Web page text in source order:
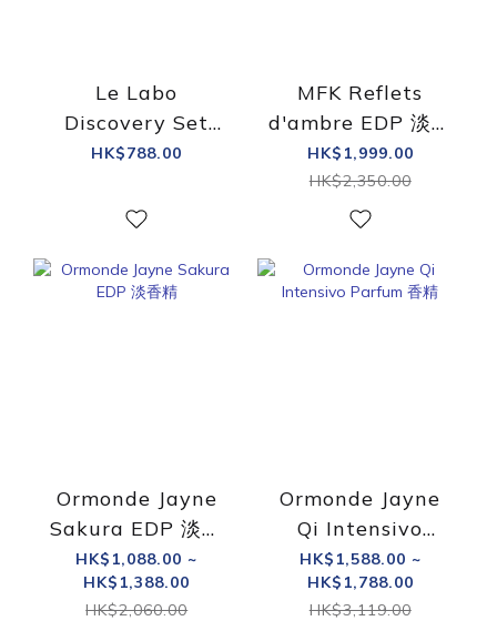
Le Labo
Discovery Set
EDP 淡香精 4x5ml
HK$788.00
MFK Reflets
d'ambre EDP 淡香
精
HK$1,999.00
HK$2,350.00
Ormonde Jayne
Sakura EDP 淡香
精
HK$1,088.00 ~
HK$1,388.00
HK$2,060.00
Ormonde Jayne
Qi Intensivo
Parfum 香精
HK$1,588.00 ~
HK$1,788.00
HK$3,119.00